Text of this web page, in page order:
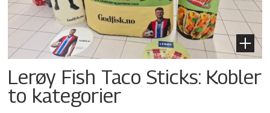
Lerøy Fish Taco Sticks: Kobler
to kategorier